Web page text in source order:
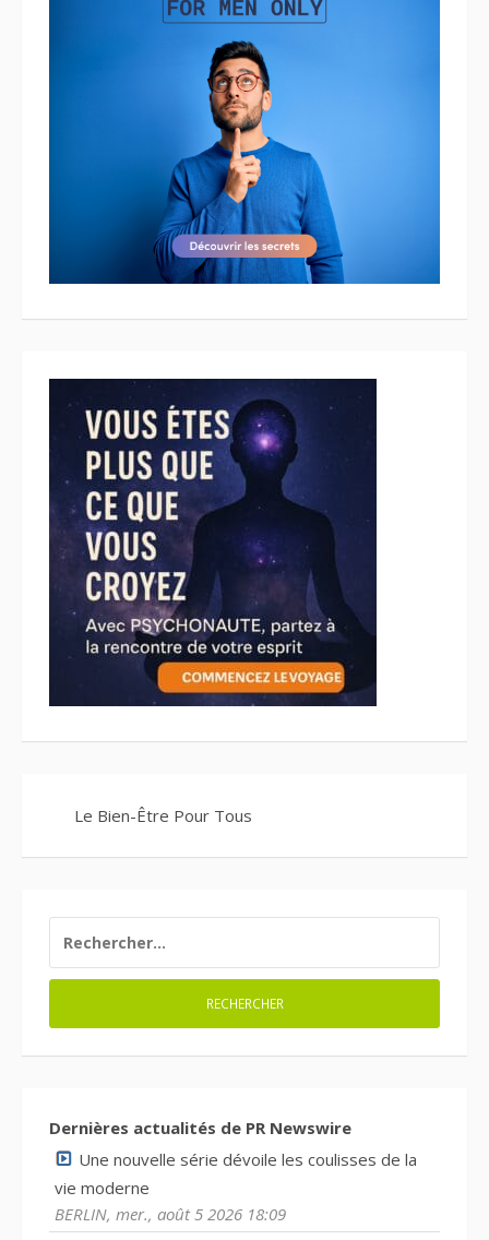
Le Bien-Être Pour Tous
Dernières actualités de PR Newswire
Une nouvelle série dévoile les coulisses de la
vie moderne
BERLIN, mer., août 5 2026 18:09